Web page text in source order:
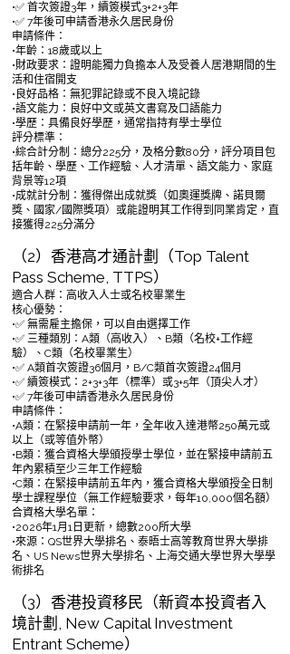
•✅ 首次簽證3年，續簽模式3+2+3年
•✅ 7年後可申請香港永久居民身份
申請條件：
•年齡：18歲或以上
•財政要求：證明能獨力負擔本人及受養人居港期間的生
活和住宿開支
•良好品格：無犯罪記錄或不良入境記錄
•語文能力：良好中文或英文書寫及口語能力
•學歷：具備良好學歷，通常指持有學士學位
評分標準：
•綜合計分制：總分225分，及格分數80分，評分項目包
括年齡、學歷、工作經驗、人才清單、語文能力、家庭
背景等12項
•成就計分制：獲得傑出成就獎（如奧運獎牌、諾貝爾
獎、國家/國際獎項）或能證明其工作得到同業肯定，直
接獲得225分滿分
（2）香港高才通計劃（Top Talent
Pass Scheme, TTPS）
適合人群：高收入人士或名校畢業生
核心優勢：
•✅ 無需雇主擔保，可以自由選擇工作
•✅ 三種類別：A類（高收入）、B類（名校+工作經
驗）、C類（名校畢業生）
•✅ A類首次簽證36個月，B/C類首次簽證24個月
•✅ 續簽模式：2+3+3年（標準）或3+5年（頂尖人才）
•✅ 7年後可申請香港永久居民身份
申請條件：
•A類：在緊接申請前一年，全年收入達港幣250萬元或
以上（或等值外幣）
•B類：獲合資格大學頒授學士學位，並在緊接申請前五
年內累積至少三年工作經驗
•C類：在緊接申請前五年內，獲合資格大學頒授全日制
學士課程學位（無工作經驗要求，每年10,000個名額）
合資格大學名單：
•2026年1月1日更新，總數200所大學
•來源：QS世界大學排名、泰晤士高等教育世界大學排
名、US News世界大學排名、上海交通大學世界大學學
術排名
（3）香港投資移民（新資本投資者入
境計劃, New Capital Investment
Entrant Scheme）